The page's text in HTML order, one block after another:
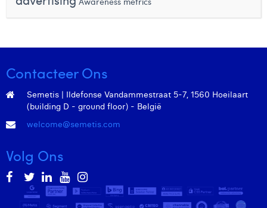
Ninon Chevalier
Olivia Lohest
Pieter Maesmans
Thomas Kurevic
Thomas Riis
Contacteer Ons
Semetis | Ildefonse Vandammestraat 5-7, 1560 Hoeilaart
(building D - ground floor) - België
welcome@semetis.com
Volg Ons